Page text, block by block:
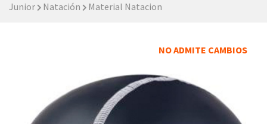
Junior Natación Material Natacion
NO ADMITE CAMBIOS